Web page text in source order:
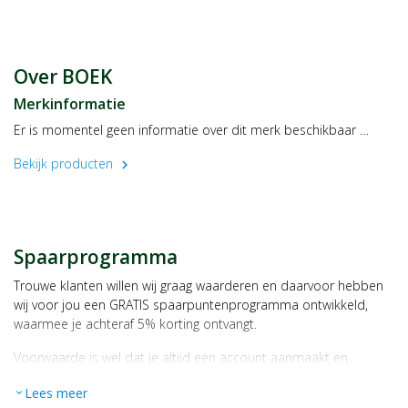
Over BOEK
Merkinformatie
Er is momentel geen informatie over dit merk beschikbaar …
Bekijk producten
chevron_right
Spaarprogramma
Trouwe klanten willen wij graag waarderen en daarvoor hebben
wij voor jou een GRATIS spaarpuntenprogramma ontwikkeld,
waarmee je achteraf 5% korting ontvangt.
Voorwaarde is wel dat je altijd een account aanmaakt en
Bij iedere bestelling ontvang je per bestede euro 1 spaarpunt,
expand_more Lees meer